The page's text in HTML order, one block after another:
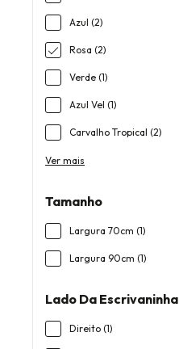
Azul (2)
Rosa (2)
Verde (1)
Azul Vel (1)
Carvalho Tropical (2)
Ver mais
Tamanho
Largura 70cm (1)
Largura 90cm (1)
Lado Da Escrivaninha
Direito (1)